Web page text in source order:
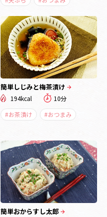
簡単しじみと梅茶漬け
194kcal
10分
#お茶漬け
#おつまみ
簡単おからすし太郎